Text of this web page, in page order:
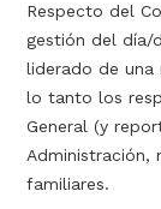
Respecto del
gestión del día/
liderado de una
lo tanto los
General (y
Administración,
familiares.